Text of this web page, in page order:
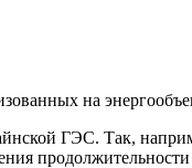
на
ГЭС. Так,